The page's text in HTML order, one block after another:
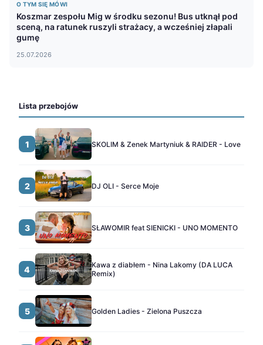
O TYM SIĘ MÓWI
Koszmar zespołu Mig w środku sezonu! Bus utknął pod
sceną, na ratunek ruszyli strażacy, a wcześniej złapali
gumę
25.07.2026
Lista przebojów
1 SKOLIM & Zenek Martyniuk & RAIDER - Love
2 DJ OLI - Serce Moje
3 SŁAWOMIR feat SIENICKI - UNO MOMENTO
4
Kawa z diabłem - Nina Lakomy (DA LUCA
Remix)
5 Golden Ladies - Zielona Puszcza